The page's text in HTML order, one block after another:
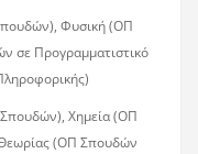
Φυσική (ΟΠ
σε Προγραμματιστικό
Σπουδών), Χημεία (ΟΠ
(ΟΠ Σπουδών